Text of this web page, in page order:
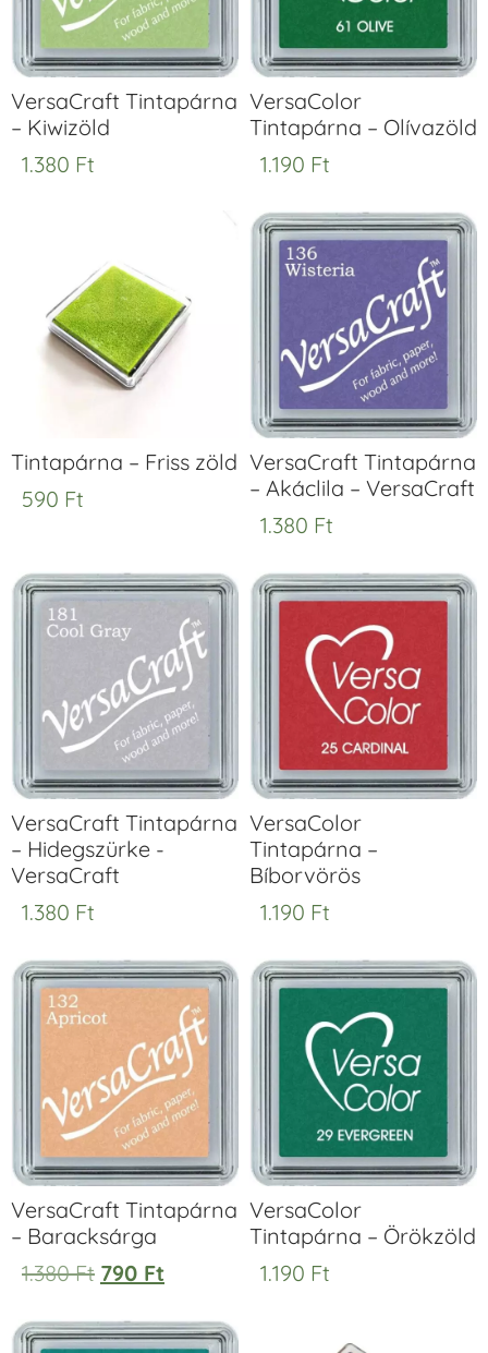
VersaCraft Tintapárna
– Kiwizöld
1.380 Ft
VersaColor
Tintapárna – Olívazöld
1.190 Ft
Tintapárna – Friss zöld
590 Ft
VersaCraft Tintapárna
– Akáclila – VersaCraft
1.380 Ft
VersaCraft Tintapárna
– Hidegszürke -
VersaCraft
1.380 Ft
VersaColor
Tintapárna –
Bíborvörös
1.190 Ft
VersaCraft Tintapárna
– Baracksárga
1.380Ft 790 Ft
VersaColor
Tintapárna – Örökzöld
1.190 Ft